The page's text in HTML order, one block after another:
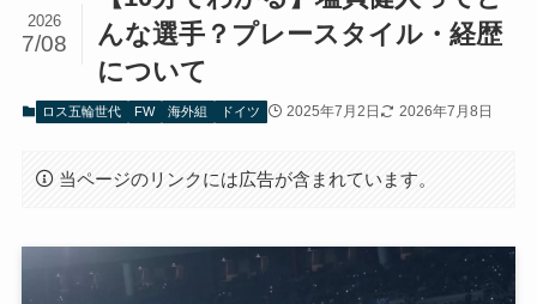
んな選手？プレースタイル・経歴
について
2026
7/08
ロス五輪世代 FW 海外組 ドイツ 2025年7月2日 2026年7月8日
当ページのリンクには広告が含まれています。